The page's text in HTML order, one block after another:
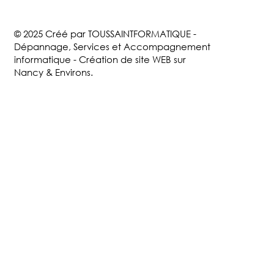
© 2025 Créé par TOUSSAINTFORMATIQUE -
Dépannage, Services et Accompagnement
informatique - Création de site WEB sur
Nancy & Environs.